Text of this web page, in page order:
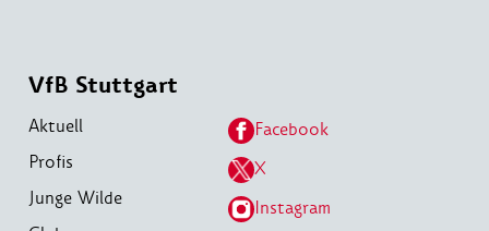
VfB Stuttgart
Aktuell
Profis
Junge Wilde
Facebook
X
Instagram